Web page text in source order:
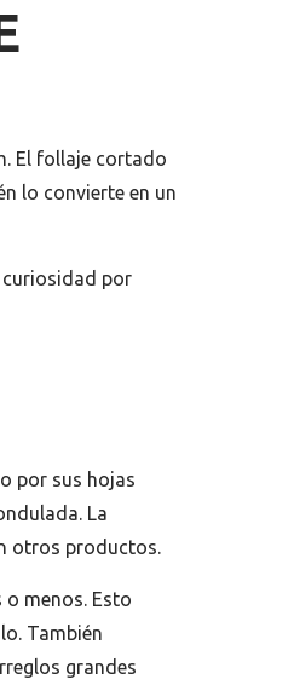
El follaje cortado
lo convierte en un
curiosidad por
por sus hojas
La
otros productos.
menos. Esto
También
grandes